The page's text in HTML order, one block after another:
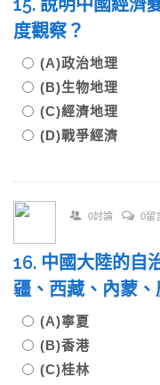
15. 說明中國經濟
度觀察？
(A)政治地理
(B)生物地理
(C)經濟地理
(D)戰爭經濟
0討論 0留
16. 中國大陸的自
疆、西藏、內蒙、
(A)寧夏
(B)香港
(C)桂林